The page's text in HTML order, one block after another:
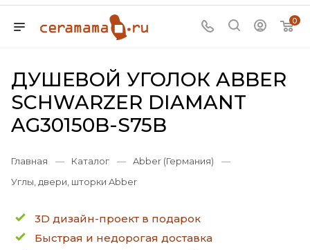
0
ДУШЕВОЙ УГОЛОК ABBER
SCHWARZER DIAMANT
AG30150B-S75B
Главная — Каталог — Abber (Германия)
—
Углы, двери, шторки Abber
3D дизайн-проект в подарок
Быстрая и недорогая доставка